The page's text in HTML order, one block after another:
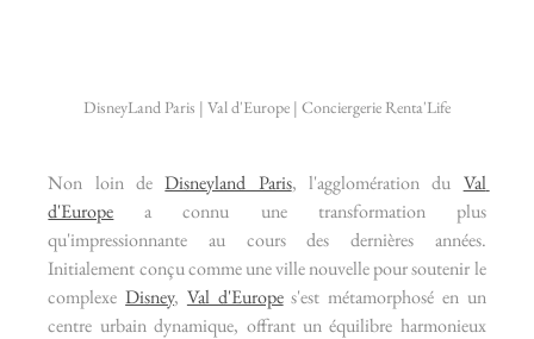
DisneyLand Paris | Val d'Europe | Conciergerie Renta'Life
Non loin de Disneyland Paris, l'agglomération du Val
d'Europe a connu une transformation plus
qu'impressionnante au cours des dernières années.
Initialement conçu comme une ville nouvelle pour soutenir le
complexe Disney, Val d'Europe s'est métamorphosé en un
centre urbain dynamique, offrant un équilibre harmonieux